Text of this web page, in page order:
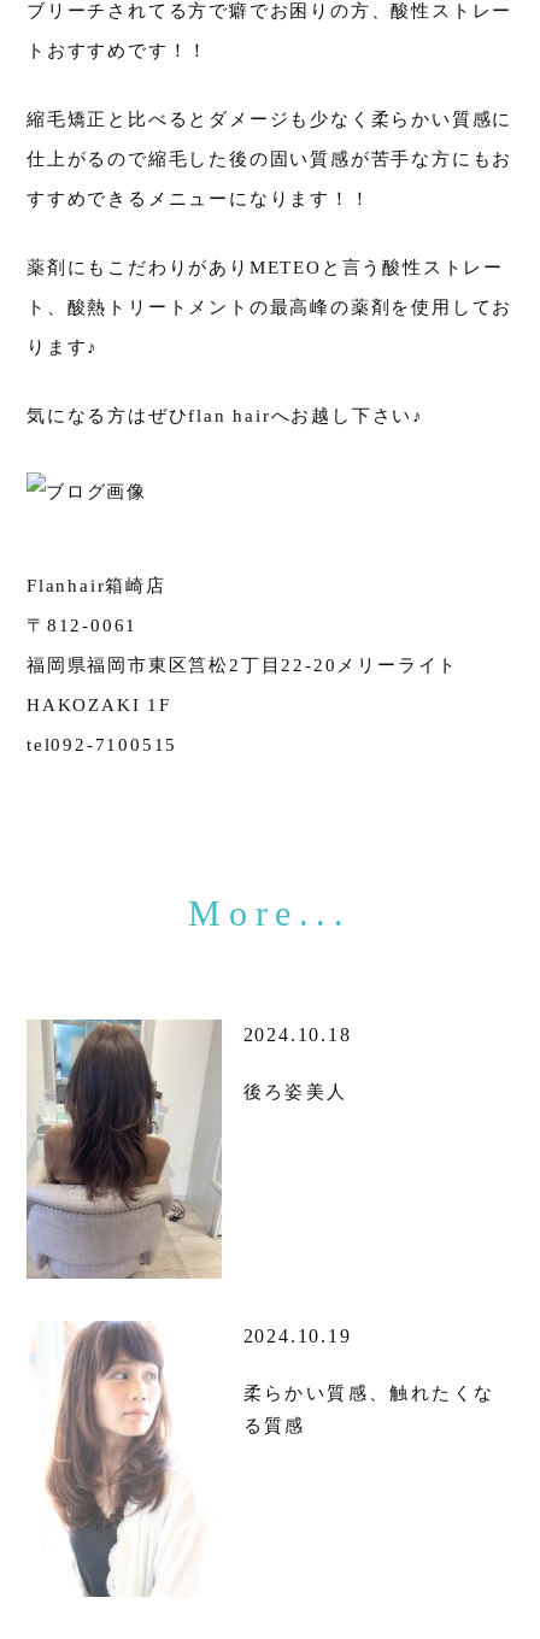
ブリーチされてる方で癖でお困りの方、酸性ストレー
トおすすめです！！
縮毛矯正と比べるとダメージも少なく柔らかい質感に
仕上がるので縮毛した後の固い質感が苦手な方にもお
すすめできるメニューになります！！
薬剤にもこだわりがありMETEOと言う酸性ストレー
ト、酸熱トリートメントの最高峰の薬剤を使用してお
ります♪
気になる方はぜひflan hairへお越し下さい♪
Flanhair箱崎店
〒812-0061
福岡県福岡市東区筥松2丁目22-20メリーライト
HAKOZAKI 1F
tel092-7100515
2024.10.18
後ろ姿美人
2024.10.19
柔らかい質感、触れたくな
る質感